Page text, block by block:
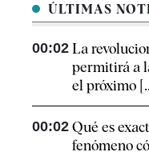
ÚLTIMAS
00:02 La
permitirá a
el próximo
00:02 Qué es
fenómeno